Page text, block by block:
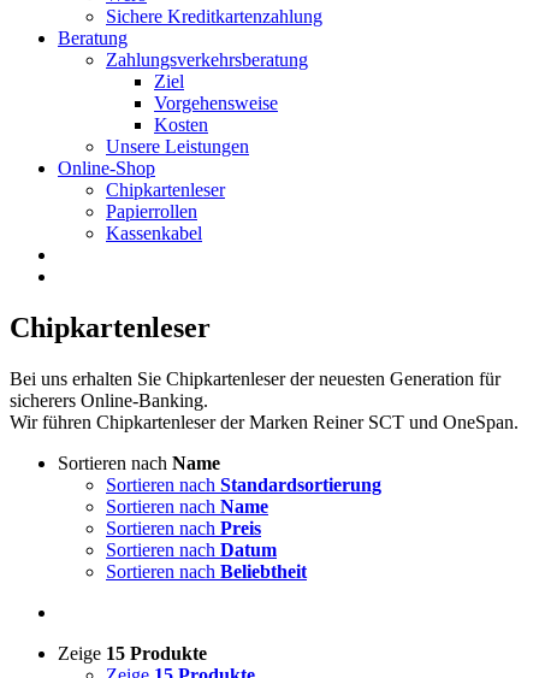
Sichere Kreditkartenzahlung
Beratung
Zahlungsverkehrsberatung
Ziel
Vorgehensweise
Kosten
Unsere Leistungen
Online-Shop
Chipkartenleser
Papierrollen
Kassenkabel
Chipkartenleser
Bei uns erhalten Sie Chipkartenleser der neuesten Generation für
sicherers Online-Banking.
Wir führen Chipkartenleser der Marken Reiner SCT und OneSpan.
Sortieren nach Name
Sortieren nach Standardsortierung
Sortieren nach Name
Sortieren nach Preis
Sortieren nach Datum
Sortieren nach Beliebtheit
Zeige 15 Produkte